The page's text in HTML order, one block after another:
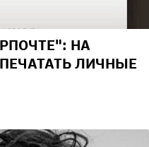
НА
ЛИЧНЫЕ